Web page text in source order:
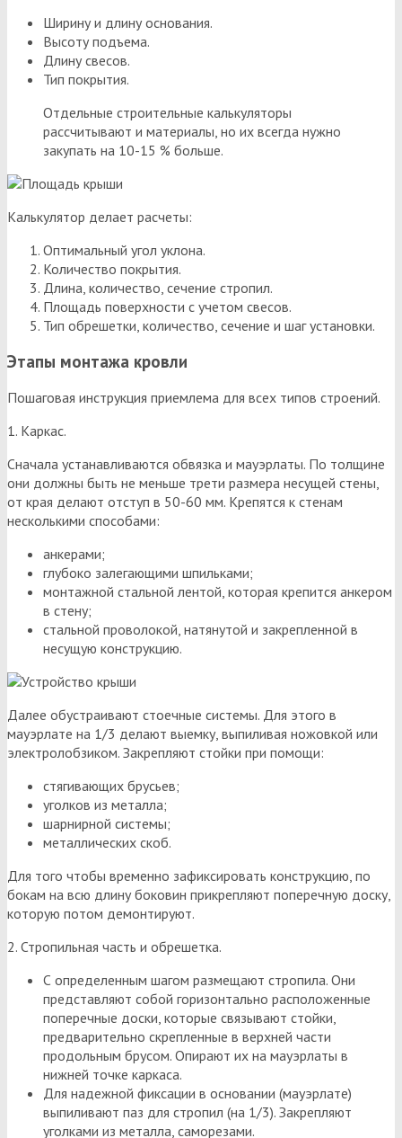
Ширину и длину основания.
Высоту подъема.
Длину свесов.
Тип покрытия.
Отдельные строительные калькуляторы
рассчитывают и материалы, но их всегда нужно
закупать на 10-15 % больше.
Калькулятор делает расчеты:
Оптимальный угол уклона.
Количество покрытия.
Длина, количество, сечение стропил.
Площадь поверхности с учетом свесов.
Тип обрешетки, количество, сечение и шаг установки.
Этапы монтажа кровли
Пошаговая инструкция приемлема для всех типов строений.
1. Каркас.
Сначала устанавливаются обвязка и мауэрлаты. По толщине
они должны быть не меньше трети размера несущей стены,
от края делают отступ в 50-60 мм. Крепятся к стенам
несколькими способами:
анкерами;
глубоко залегающими шпильками;
монтажной стальной лентой, которая крепится анкером
в стену;
стальной проволокой, натянутой и закрепленной в
несущую конструкцию.
Далее обустраивают стоечные системы. Для этого в
мауэрлате на 1/3 делают выемку, выпиливая ножовкой или
электролобзиком. Закрепляют стойки при помощи:
стягивающих брусьев;
уголков из металла;
шарнирной системы;
металлических скоб.
Для того чтобы временно зафиксировать конструкцию, по
бокам на всю длину боковин прикрепляют поперечную доску,
которую потом демонтируют.
2. Стропильная часть и обрешетка.
С определенным шагом размещают стропила. Они
представляют собой горизонтально расположенные
поперечные доски, которые связывают стойки,
предварительно скрепленные в верхней части
продольным брусом. Опирают их на мауэрлаты в
нижней точке каркаса.
Для надежной фиксации в основании (мауэрлате)
выпиливают паз для стропил (на 1/3). Закрепляют
уголками из металла, саморезами.